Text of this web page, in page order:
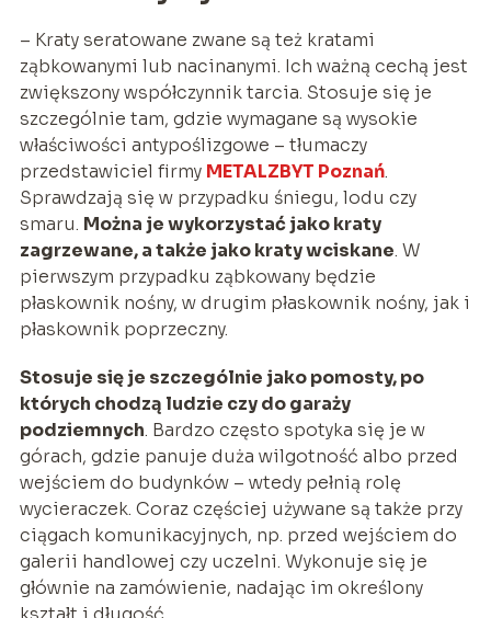
– Kraty seratowane zwane są też kratami
ząbkowanymi lub nacinanymi. Ich ważną cechą jest
zwiększony współczynnik tarcia. Stosuje się je
szczególnie tam, gdzie wymagane są wysokie
właściwości antypoślizgowe – tłumaczy
przedstawiciel firmy METALZBYT Poznań.
Sprawdzają się w przypadku śniegu, lodu czy
smaru. Można je wykorzystać jako kraty
zagrzewane, a także jako kraty wciskane. W
pierwszym przypadku ząbkowany będzie
płaskownik nośny, w drugim płaskownik nośny, jak i
płaskownik poprzeczny.
Stosuje się je szczególnie jako pomosty, po
których chodzą ludzie czy do garaży
podziemnych. Bardzo często spotyka się je w
górach, gdzie panuje duża wilgotność albo przed
wejściem do budynków – wtedy pełnią rolę
wycieraczek. Coraz częściej używane są także przy
ciągach komunikacyjnych, np. przed wejściem do
galerii handlowej czy uczelni. Wykonuje się je
głównie na zamówienie, nadając im określony